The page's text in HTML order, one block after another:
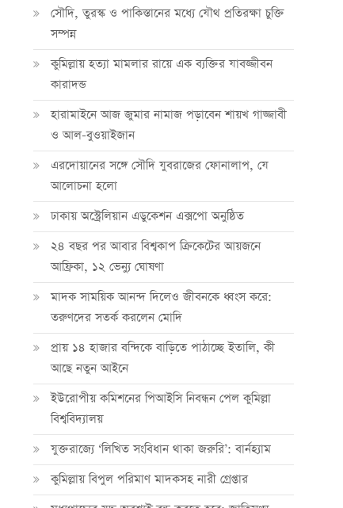
সৌদি, তুরস্ক ও পাকিস্তানের মধ্যে যৌথ প্রতিরক্ষা চুক্তি
সম্পন্ন
কুমিল্লায় হত্যা মামলার রায়ে এক ব্যক্তির যাবজ্জীবন
কারাদন্ড
হারামাইনে আজ জুমার নামাজ পড়াবেন শায়খ গাজ্জাবী
ও আল-বুওয়াইজান
এরদোয়ানের সঙ্গে সৌদি যুবরাজের ফোনালাপ, যে
আলোচনা হলো
ঢাকায় অস্ট্রেলিয়ান এডুকেশন এক্সপো অনুষ্ঠিত
২৪ বছর পর আবার বিশ্বকাপ ক্রিকে‌টের আয়জনে
আফ্রিকা, ১২ ভেন্যু ঘোষণা
মাদক সাময়িক আনন্দ দিলেও জীবনকে ধ্বংস করে:
তরুণদের সতর্ক করলেন মোদি
প্রায় ১৪ হাজার বন্দিকে বাড়িতে পাঠাচ্ছে ইতালি, কী
আছে নতুন আইনে
ইউরোপীয় কমিশনের পিআইসি নিবন্ধন পেল কুমিল্লা
বিশ্ববিদ্যালয়
যুক্তরাজ্যে ‘লিখিত সংবিধান থাকা জরুরি’: বার্নহ্যাম
কুমিল্লায় বিপুল পরিমাণ মাদকসহ নারী গ্রেপ্তার